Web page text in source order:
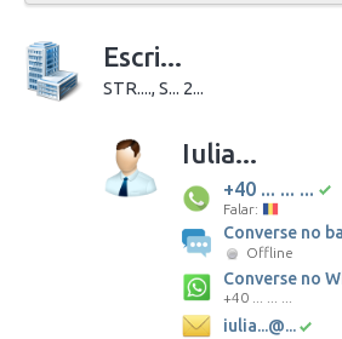
Escri...
STR...., S... 2...
Iulia...
+40 ... ... ...
Falar:
Converse no
Offline
Converse no
+40 ... ... ...
iulia...@...